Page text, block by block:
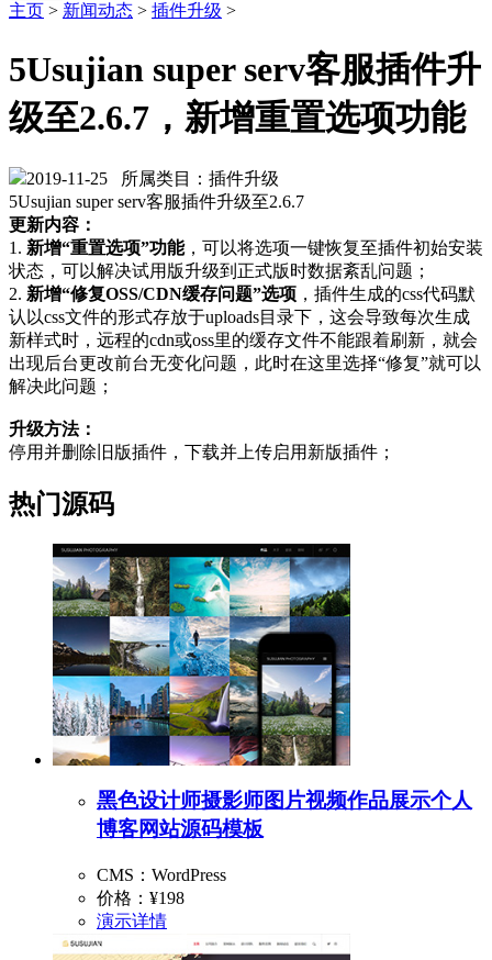
主页 > 新闻动态 > 插件升级 >
5Usujian super serv客服插件升
级至2.6.7，新增重置选项功能
2019-11-25
所属类目：插件升级
5Usujian super serv客服插件升级至2.6.7
更新内容：
1. 新增“重置选项”功能，可以将选项一键恢复至插件初始安装
状态，可以解决试用版升级到正式版时数据紊乱问题；
2. 新增“修复OSS/CDN缓存问题”选项 ，插件生成的css代码默
认以css文件的形式存放于uploads目录下，这会导致每次生成
新样式时，远程的cdn或oss里的缓存文件不能跟着刷新，就会
出现后台更改前台无变化问题，此时在这里选择“修复”就可以
解决此问题；
升级方法：
停用并删除旧版插件，下载并上传启用新版插件；
热门源码
黑色设计师摄影师图片视频作品展示个人
博客网站源码模板
CMS：WordPress
价格： ¥198
演示详情